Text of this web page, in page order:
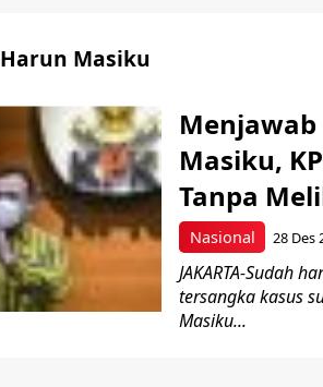
Harun Masiku
Nasional
Masiku,
Tanpa
28 Des
JAKARTA-Sudah
tersangka kasus
Masiku...